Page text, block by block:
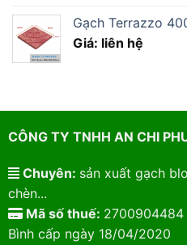
Gạch Terrazzo
Giá: liên hệ
CÔNG TY TNHH AN CHI
Chuyên: sản xuất gạch
chèn...
Mã số thuế: 2700904484
Bình cấp ngày 18/04/2020